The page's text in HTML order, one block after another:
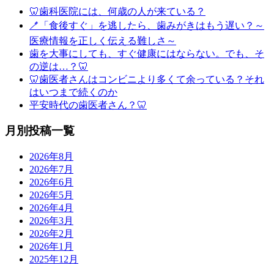
🦷歯科医院には、何歳の人が来ている？
🪥「食後すぐ」を逃したら、歯みがきはもう遅い？～
医療情報を正しく伝える難しさ～
歯を大事にしても、すぐ健康にはならない。でも、そ
の逆は…？🦷
🦷歯医者さんはコンビニより多くて余っている？それ
はいつまで続くのか
平安時代の歯医者さん？🦷
月別投稿一覧
2026年8月
2026年7月
2026年6月
2026年5月
2026年4月
2026年3月
2026年2月
2026年1月
2025年12月